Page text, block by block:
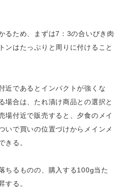
るため、まずは7：3の合いびき肉
ンはたっぷりと周りに付けること
近であるとインパクトが強くな
場合は、たれ漬け商品との選択と
場付近で販売すると、夕食のメイ
いで買いの位置づけからメインメ
きる。
ちるものの、購入する100g当た
する。